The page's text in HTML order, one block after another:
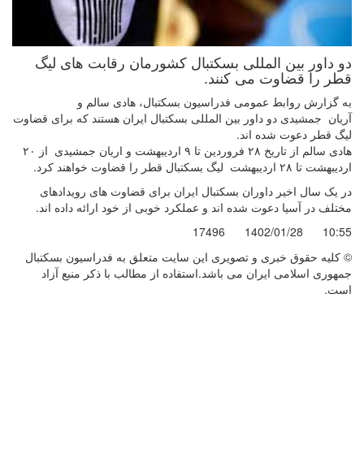
دو داور بین المللی بسکتبال کشورمان رقابت های لیگ
قطر را قضاوت می کنند.
به گزارش روابط عمومی فدراسیون بسکتبال، هادی سالم و
آریان جمشیدی دو داور بین المللی بسکتبال ایران هستند که برای قضاوت
لیگ قطر دعوت شده اند.
هادی سالم از تاریخ ۲۸ فروردین تا ۹ اردیبهشت و اریان جمشیدی از ۲۰
اردیبهشت تا ۲۸ اردیبهشت لیگ بسکتبال قطر را قضاوت خواهند کرد.
در یک سال اخیر داوران بسکتبال ایران برای قضاوت های رویدادهای
مختلف در آسیا دعوت شده اند و عملکرد خوبی از خود ارائه داده اند.
10:55
1402/01/28
17496
© کليه حقوق خبری و تصويری اين سايت متعلق به فدراسیون بسکتبال
جمهوری اسلامی ایران می باشد.استفاده از مطالب با ذكر منبع آزاد
است.